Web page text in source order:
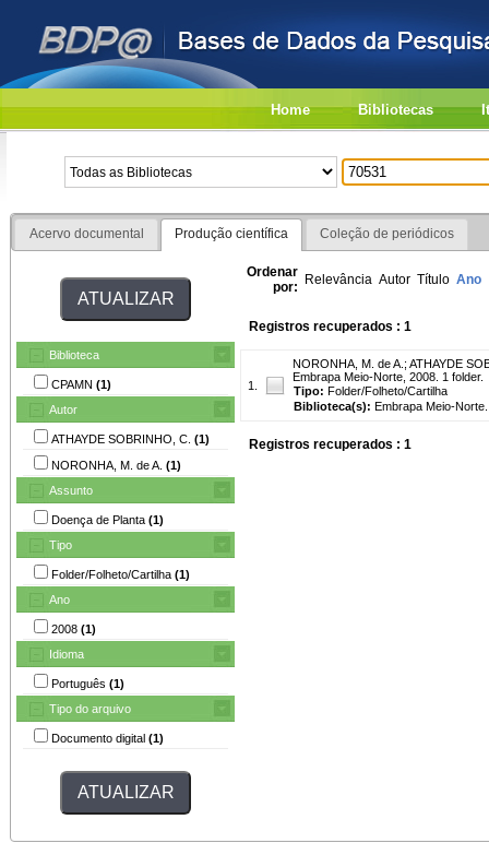
Home Bibliotecas
Acervo documental Produção científica Coleção de periódicos
Biblioteca
CPAMN (1)
Autor
ATHAYDE SOBRINHO, C. (1)
NORONHA, M. de A. (1)
Assunto
Doença de Planta (1)
Tipo
Folder/Folheto/Cartilha (1)
Ano
2008 (1)
Idioma
Português (1)
Tipo do arquivo
Documento digital (1)
Ordenar
por: Relevância Autor Título Ano
Registros recuperados : 1
1.
NORONHA, M. de A. ; ATHAYDE
Embrapa Meio-Norte, 2008. 1 folder.
Tipo: Folder/Folheto/Cartilha
Biblioteca(s): Embrapa Meio-Norte.
Registros recuperados : 1